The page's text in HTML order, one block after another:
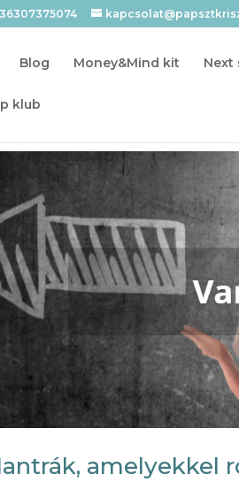
Blog Money&Mind kit Next
klub
amelyekkel